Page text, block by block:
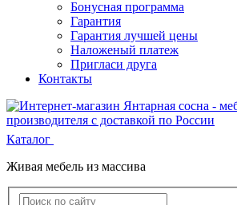
Бонусная программа
Гарантия
Гарантия лучшей цены
Наложеный платеж
Пригласи друга
Контакты
Каталог
Живая мебель из массива